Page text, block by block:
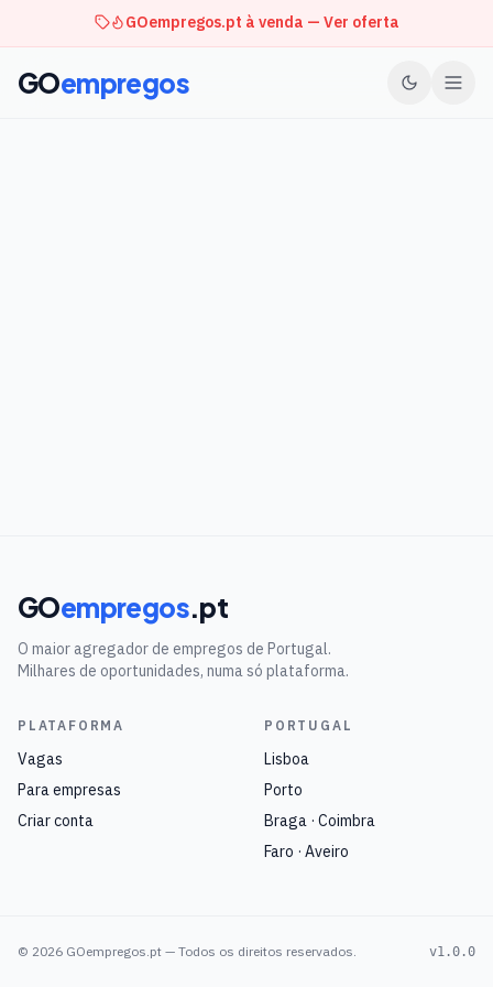
GOempregos.pt à venda — Ver oferta
GOempregos
GOempregos.pt
O maior agregador de empregos de Portugal.
Milhares de oportunidades, numa só plataforma.
PLATAFORMA
Vagas
Para empresas
Criar conta
PORTUGAL
Lisboa
Porto
Braga · Coimbra
Faro · Aveiro
© 2026 GOempregos.pt — Todos os direitos reservados. v1.0.0